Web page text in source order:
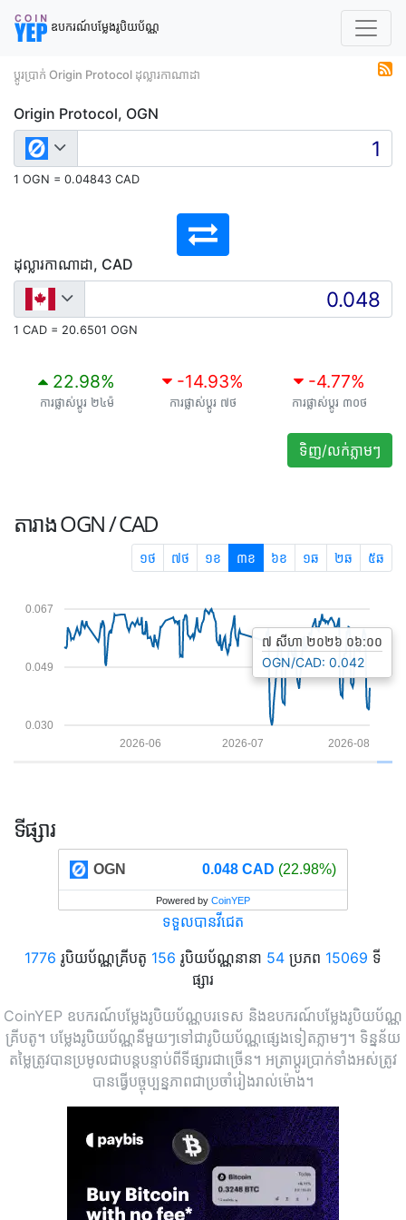
ឧបករណ៍បម្លែងរូបិយប័ណ្ណ
ប្តូរប្រាក់ Origin Protocol ដុល្លារកាណាដា
Origin Protocol, OGN
1 OGN = 0.04843 CAD
ដុល្លារកាណាដា, CAD
1 CAD = 20.6501 OGN
22.98%
ការផ្លាស់ប្តូរ ២៤ម៉
-14.93%
ការផ្លាស់ប្តូរ ៧ថ
-4.77%
ការផ្លាស់ប្តូរ ៣០ថ
ទិញ/លក់ភ្លាមៗ
តារាងOGN / CAD
១ថ ៧ថ ១ខ ៣ខ ៦ខ ១ឆ ២ឆ ៥ឆ
0.030
0.049
0.067
2026-08
2026-07
2026-06
៧ សីហា ២០២៦ ០៦:០០
OGN/CAD: 0.042
ទីផ្សារ
OGN 0.048 CAD (22.98%)
Powered by CoinYEP
ទទួលបានវីជេត
1776 រូបិយប័ណ្ណគ្រីបតូ 156 រូបិយប័ណ្ណនានា 54 ប្រភព 15069 ទី
ផ្សារ
CoinYEP ឧបករណ៍បម្លែងរូបិយប័ណ្ណបរទេស និងឧបករណ៍បម្លែងរូបិយប័ណ្ណ
គ្រីបតូ។ បម្លែងរូបិយប័ណ្ណនីមួយៗទៅជារូបិយប័ណ្ណផ្សេងទៀតភ្លាមៗ។ ទិន្នន័យ
តម្លៃត្រូវបានប្រមូលជាបន្តបន្ទាប់ពីទីផ្សារជាច្រើន។ អត្រាប្តូរប្រាក់ទាំងអស់ត្រូវ
បានធ្វើបច្ចុប្បន្នភាពជាប្រចាំរៀងរាល់ម៉ោង។